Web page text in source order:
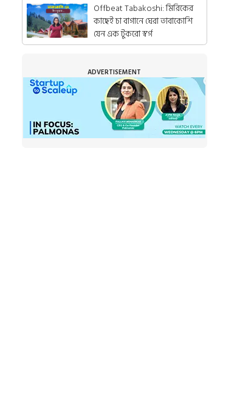
Offbeat Tabakoshi: মিরিকের
কাছেই চা বাগানে ঘেরা তাবাকোশি
যেন এক টুকরো স্বর্গ
ADVERTISEMENT